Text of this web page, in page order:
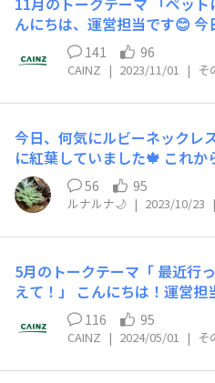
樹木を見に行ったのも・・・
とんどがこのことに関係する
は別腹デス🍙💦 来月から着工です💨 自分のセンスを信じ
てやり抜くのですが いかんせ
ら、時間がないやら まぁ、
語なので 楽しみますよ❣️ ミン
と信じております❣️ きっと💨 私ごとを大層にダラダラ書
かせて頂きました 長文最後
とうございました。 これから
と思います💨💨💨 よろしくデス✨🚀🚀🚀
いません。 あなたが作ってみ
い。 また、どのような材料や
教えていただけると嬉しいで
お待ちしています！✨ 【参加方法】 こちらのコメント内
漏りするようになりました🏠
直しを考えています。 適切
求した素敵な犬小屋をプレゼントし
ドを伝えたい方がいる場合は
くださいね💭
んにちは、運営担当です😊
より12/4(月)まで開催されま
ww.cainz.com/contents/pet/
月のトークテーマは 「ペットにまつわるエピソード」で
ますが、一緒に過ごした時間
い出等のエピソードなど、あ
【参加方法】 こちらのコメン
ントをお願いいたします！ 例えば、 うちの柴犬は生後7
抜けても繋がれてると思って
然で可愛らしい女の子🤗これ
してほしいな～🌝 エピソードを伝えたい方がいる場合
は、メンション機能も活用し
141 96
CAINZ | 2023/11/01 | そ
今日、何気にルビーネックレ
に紅葉していました🍁 これ
かわいくなりますね💕︎
56 95
ルナルナ🌙 | 2023/10/23 |
5月のトークテーマ「 最近行
えて！」 こんにちは！運営担当です😊 5月の訪れと共
に、新たなエネルギーと活力
ました‼ そこで今月のトークテーマは 「 最近行ったおす
すめスポットを教えて！」です！ 日本には訪れるべ
晴らしいスポットがたくさん
116 95
CAINZ | 2024/05/01 | そ